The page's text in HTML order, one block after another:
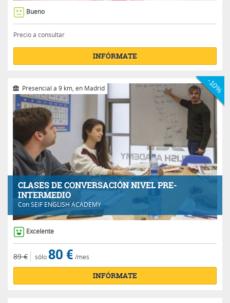
Bueno
Precio a consultar
INFÓRMATE
CLASES DE CONVERSACIÓN NIVEL PRE-
INTERMEDIO
ConSEIF ENGLISH ACADEMY
Presencial a 9 km, en Madrid -10%
Excelente
89 € sólo80 € /mes
INFÓRMATE